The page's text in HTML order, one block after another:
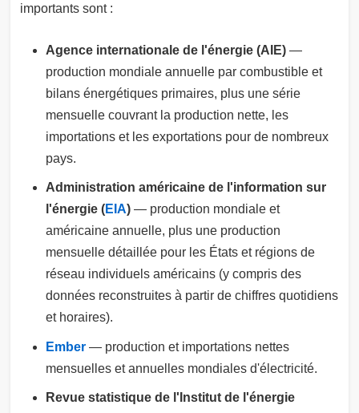
importants sont :
Agence internationale de l'énergie (AIE) —
production mondiale annuelle par combustible et
bilans énergétiques primaires, plus une série
mensuelle couvrant la production nette, les
importations et les exportations pour de nombreux
pays.
Administration américaine de l'information sur
l'énergie (EIA) — production mondiale et
américaine annuelle, plus une production
mensuelle détaillée pour les États et régions de
réseau individuels américains (y compris des
données reconstruites à partir de chiffres quotidiens
et horaires).
Ember — production et importations nettes
mensuelles et annuelles mondiales d'électricité.
Revue statistique de l'Institut de l'énergie